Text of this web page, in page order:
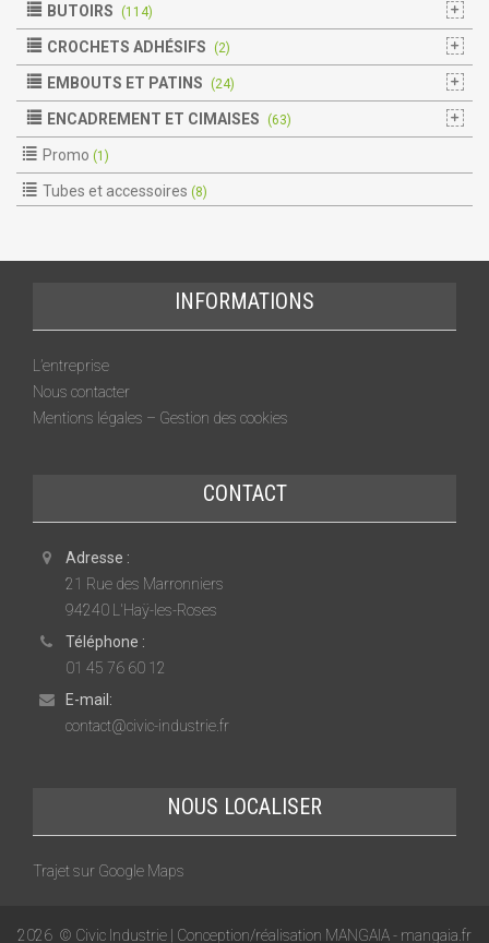
BUTOIRS (114)
CROCHETS ADHÉSIFS (2)
EMBOUTS ET PATINS (24)
ENCADREMENT ET CIMAISES (63)
Promo (1)
Tubes et accessoires (8)
INFORMATIONS
L’entreprise
Nous contacter
Mentions légales – Gestion des cookies
CONTACT
Adresse :
21 Rue des Marronniers
94240 L'Haÿ-les-Roses
Téléphone :
01 45 76 60 12
E-mail:
contact@civic-industrie.fr
NOUS LOCALISER
Trajet sur Google Maps
2026 © Civic Industrie | Conception/réalisation MANGAIA - mangaia.fr